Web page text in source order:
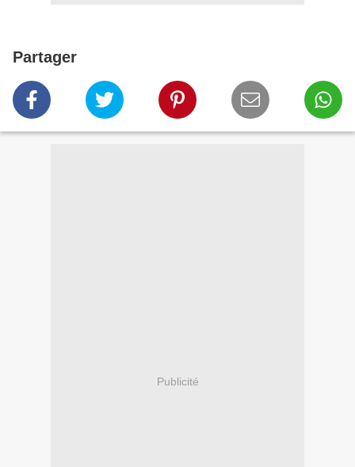
Partager
Publicité